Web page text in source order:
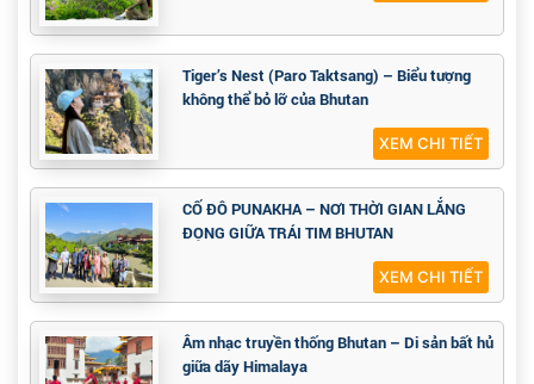
Tiger’s Nest (Paro Taktsang) – Biểu tượng
không thể bỏ lỡ của Bhutan
XEM CHI TIẾT
CỐ ĐÔ PUNAKHA – NƠI THỜI GIAN LẮNG
ĐỌNG GIỮA TRÁI TIM BHUTAN
XEM CHI TIẾT
Âm nhạc truyền thống Bhutan – Di sản bất hủ
giữa dãy Himalaya